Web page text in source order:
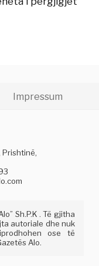
Impressum
Prishtinë,
Sh.P.K . Të gjitha
autoriale dhe nuk
ose të
Alo.